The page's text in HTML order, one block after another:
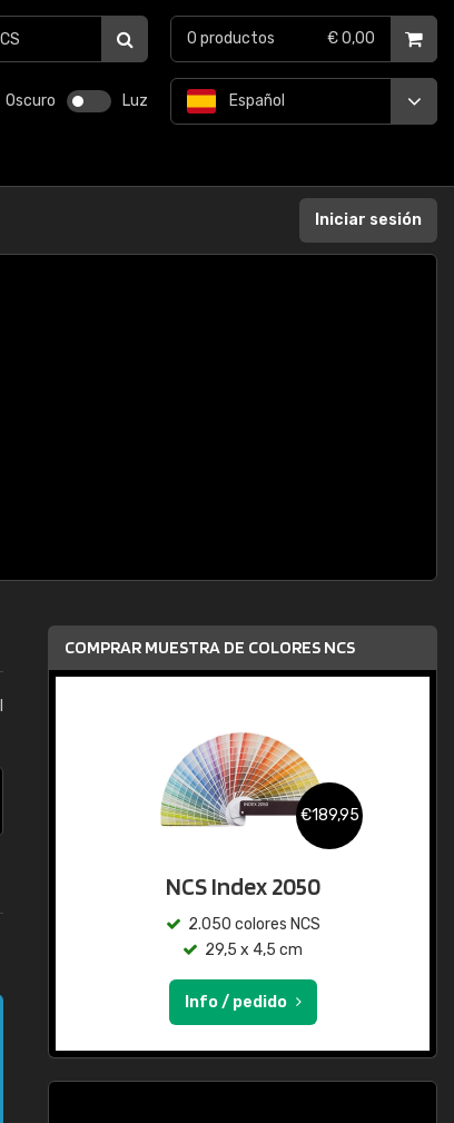
Oscuro Luz Español
0 productos € 0,00
Iniciar sesión
COMPRAR MUESTRA DE COLORES NCS
€189,95
NCS Index 2050
2.050 colores NCS
29,5 x 4,5 cm
Info / pedido